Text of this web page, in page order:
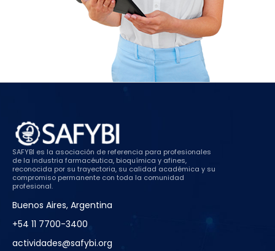
SAFYBI es la asociación de referencia para profesionales
de la industria farmacéutica, bioquímica y afines,
reconocida por su trayectoria, su calidad académica y su
compromiso permanente con toda la comunidad
profesional.
Buenos Aires, Argentina
+54 11 7700-3400
actividades@safybi.org